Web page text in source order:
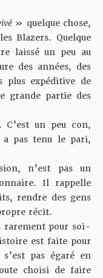
» quelque chose,
Blazers. Quelque
laissé un peu au
des années, des
plus expéditive de
grande partie des
C’est un peu con,
a pas tenu le pari,
n’est pas un
Il rappelle
rendre des gens
récit.
rarement pour soi-
est faite pour
pas égaré en
choisi de faire